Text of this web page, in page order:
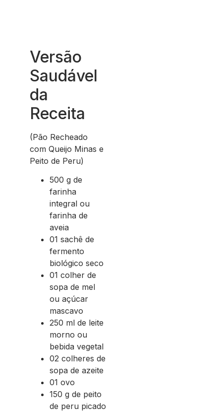
Versão
Saudável
da
Receita
(Pão Recheado
com Queijo Minas e
Peito de Peru)
500 g de
farinha
integral ou
farinha de
aveia
01 sachê de
fermento
biológico seco
01 colher de
sopa de mel
ou açúcar
mascavo
250 ml de leite
morno ou
bebida vegetal
02 colheres de
sopa de azeite
01 ovo
150 g de peito
de peru picado